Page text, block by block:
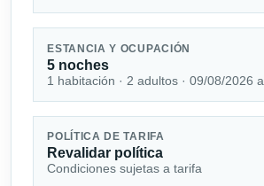
ESTANCIA Y OCUPACIÓN
5 noches
1 habitación · 2 adultos · 09/08/2026
POLÍTICA DE TARIFA
Revalidar política
Condiciones sujetas a tarifa